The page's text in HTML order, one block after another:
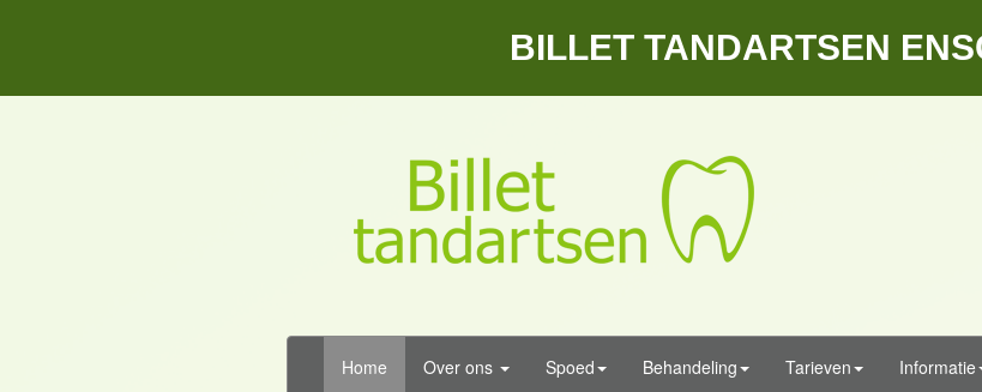
BILLET TANDARTSEN
Home Over ons Spoed Behandeling Tarieven Informatie